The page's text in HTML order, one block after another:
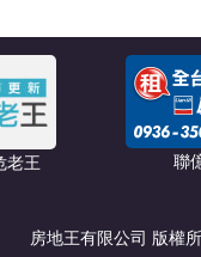
老王 聯
房地王有限公司 版權